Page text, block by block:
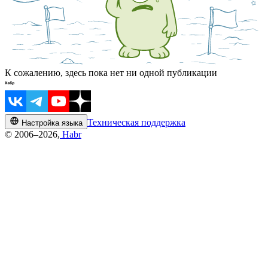
К сожалению, здесь пока нет ни одной публикации
Настройка языка Техническая поддержка
© 2006–2026, Habr